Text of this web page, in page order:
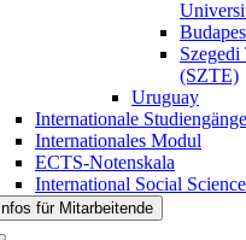
(SZTE)
Uruguay
Internationale Studiengänge
Internationales Modul
ECTS-Notenskala
International Social
Infos für Mitarbeitende